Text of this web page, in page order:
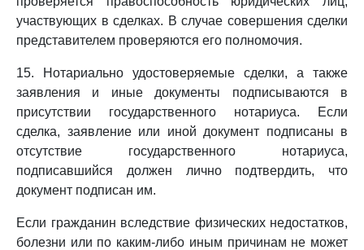
участвующих в сделках. В случае совершения сделки
представителем проверяются его полномочия.
15. Нотариально удостоверяемые сделки, а также
заявления и иные документы подписываются в
присутствии государственного нотариуса. Если
сделка, заявление или иной документ подписаны в
отсутствие государственного нотариуса,
подписавшийся должен лично подтвердить, что
документ подписан им.
Если гражданин вследствие физических недостатков,
болезни или по каким-либо иным причинам не может